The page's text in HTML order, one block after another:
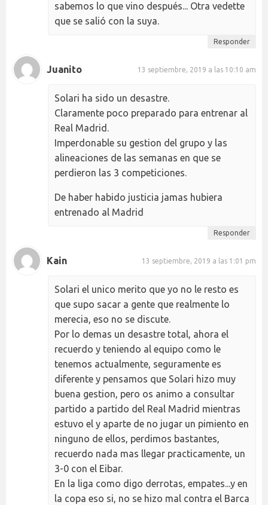
sabemos lo que vino después... Otra vedette
que se salió con la suya.
Responder
Juanito 13 septiembre, 2019 a las 10:10 am
Solari ha sido un desastre.
Claramente poco preparado para entrenar al
Real Madrid.
Imperdonable su gestion del grupo y las
alineaciones de las semanas en que se
perdieron las 3 competiciones.
De haber habido justicia jamas hubiera
entrenado al Madrid
Responder
Kain 13 septiembre, 2019 a las 1:01 pm
Solari el unico merito que yo no le resto es
que supo sacar a gente que realmente lo
merecia, eso no se discute.
Por lo demas un desastre total, ahora el
recuerdo y teniendo al equipo como le
tenemos actualmente, seguramente es
diferente y pensamos que Solari hizo muy
buena gestion, pero os animo a consultar
partido a partido del Real Madrid mientras
estuvo el y aparte de no jugar un pimiento en
ninguno de ellos, perdimos bastantes,
recuerdo nada mas llegar practicamente, un
3-0 con el Eibar.
En la liga como digo derrotas, empates...y en
la copa eso si, no se hizo mal contra el Barca